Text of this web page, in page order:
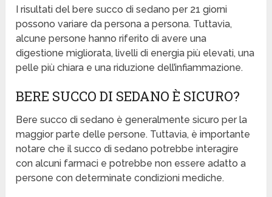
I risultati del bere succo di sedano per 21 giorni
possono variare da persona a persona. Tuttavia,
alcune persone hanno riferito di avere una
digestione migliorata, livelli di energia più elevati, una
pelle più chiara e una riduzione dell’infiammazione.
BERE SUCCO DI SEDANO È SICURO?
Bere succo di sedano è generalmente sicuro per la
maggior parte delle persone. Tuttavia, è importante
notare che il succo di sedano potrebbe interagire
con alcuni farmaci e potrebbe non essere adatto a
persone con determinate condizioni mediche.